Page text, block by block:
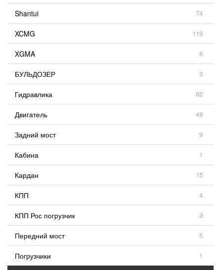
Shantui 74
XCMG 119
XGMA 6
БУЛЬДОЗЕР 3
Гидравлика 82
Двигатель 49
Задний мост 9
Кабина 1
Кардан 15
КПП 4
КПП Рос погрузчик 3
Передний мост 5
Погрузчики 1